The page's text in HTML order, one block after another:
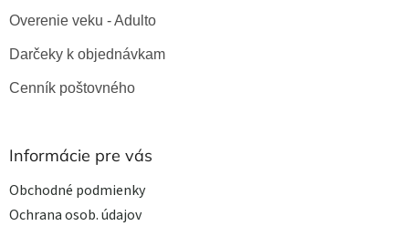
Overenie veku - Adulto
Darčeky k objednávkam
Cenník poštovného
Informácie pre vás
Obchodné podmienky
Ochrana osob. údajov